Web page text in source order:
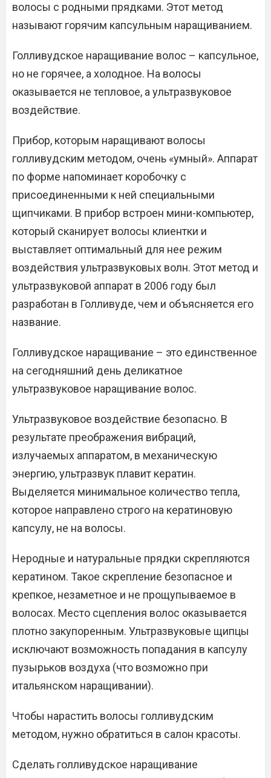
волосы с родными прядками. Этот метод
называют горячим капсульным наращиванием.
Голливудское наращивание волос – капсульное,
но не горячее, а холодное. На волосы
оказывается не тепловое, а ультразвуковое
воздействие.
Прибор, которым наращивают волосы
голливудским методом, очень «умный». Аппарат
по форме напоминает коробочку с
присоединенными к ней специальными
щипчиками. В прибор встроен мини-компьютер,
который сканирует волосы клиентки и
выставляет оптимальный для нее режим
воздействия ультразвуковых волн. Этот метод и
ультразвуковой аппарат в 2006 году был
разработан в Голливуде, чем и объясняется его
название.
Голливудское наращивание – это единственное
на сегодняшний день деликатное
ультразвуковое наращивание волос.
Ультразвуковое воздействие безопасно. В
результате преображения вибраций,
излучаемых аппаратом, в механическую
энергию, ультразвук плавит кератин.
Выделяется минимальное количество тепла,
которое направлено строго на кератиновую
капсулу, не на волосы.
Неродные и натуральные прядки скрепляются
кератином. Такое скрепление безопасное и
крепкое, незаметное и не прощупываемое в
волосах. Место сцепления волос оказывается
плотно закупоренным. Ультразвуковые щипцы
исключают возможность попадания в капсулу
пузырьков воздуха (что возможно при
итальянском наращивании).
Чтобы нарастить волосы голливудским
методом, нужно обратиться в салон красоты.
Сделать голливудское наращивание